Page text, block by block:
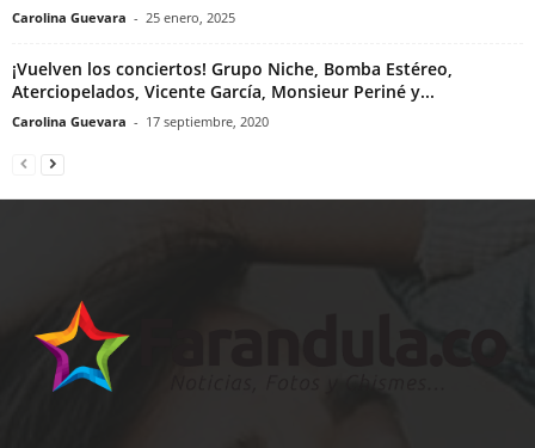
Carolina Guevara - 25 enero, 2025
¡Vuelven los conciertos! Grupo Niche, Bomba Estéreo,
Aterciopelados, Vicente García, Monsieur Periné y...
Carolina Guevara - 17 septiembre, 2020